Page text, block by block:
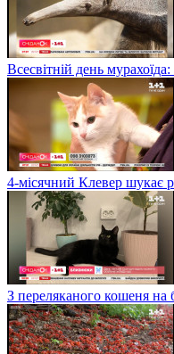
Всесвітній день
4-місячний Клевер шукає
З переляканого кошеня на